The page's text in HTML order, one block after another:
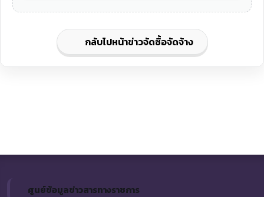
กลับไปหน้าข่าวจัดซื้อจัดจ้าง
ศูนย์ข้อมูลข่าวสารทางราชการ